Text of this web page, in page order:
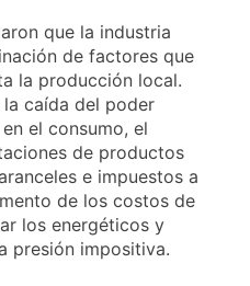
que la industria
de factores que
la producción local.
la caída del poder
el consumo, el
de productos
e impuestos a
de los costos de
los energéticos y
presión impositiva.